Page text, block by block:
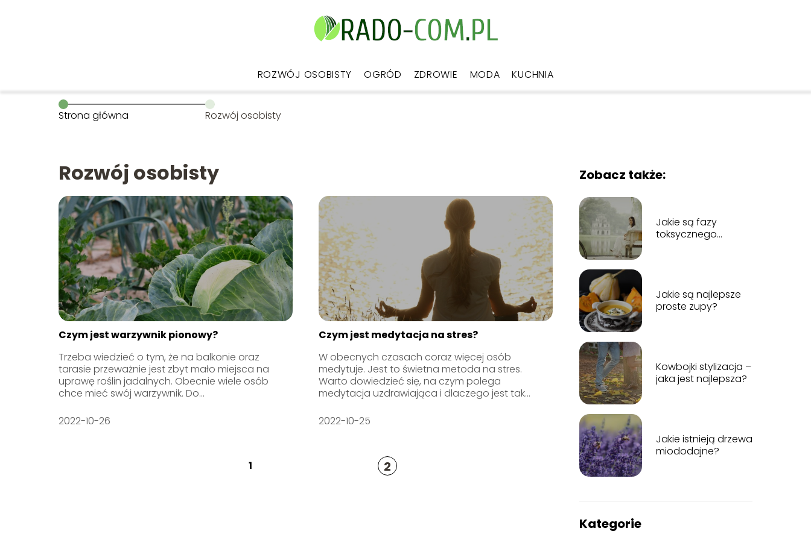
ROZWÓJ OSOBISTY OGRÓD ZDROWIE MODA KUCHNIA
Strona główna Rozwój osobisty
Rozwój osobisty
Czym jest warzywnik pionowy?
Trzeba wiedzieć o tym, że na balkonie oraz
tarasie przeważnie jest zbyt mało miejsca na
uprawę roślin jadalnych. Obecnie wiele osób
chce mieć swój warzywnik. Do...
2022-10-26
Czym jest medytacja na stres?
W obecnych czasach coraz więcej osób
medytuje. Jest to świetna metoda na stres.
Warto dowiedzieć się, na czym polega
medytacja uzdrawiająca i dlaczego jest tak...
2022-10-25
1 2
Zobacz także:
Jakie są fazy
toksycznego
Jakie są najlepsze
proste zupy?
Kowbojki stylizacja –
jaka jest najlepsza?
Jakie istnieją drzewa
miododajne?
Kategorie